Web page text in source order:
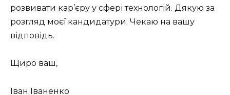
розвивати кар’єру у сфері технологій. Дякую за
розгляд моєї кандидатури. Чекаю на вашу
відповідь.
Щиро ваш,
Іван Іваненко